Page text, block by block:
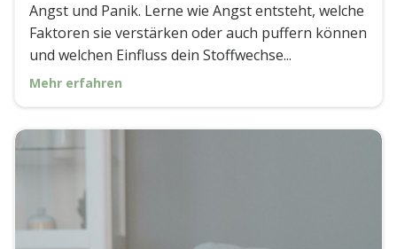
Angst und Panik. Lerne wie Angst entsteht, welche
Faktoren sie verstärken oder auch puffern können
und welchen Einfluss dein Stoffwechse...
Mehr erfahren